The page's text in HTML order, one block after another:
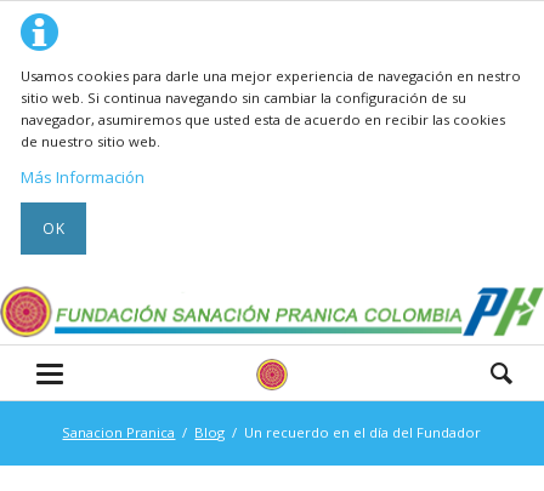
Usamos cookies para darle una mejor experiencia de navegación en nestro
sitio web. Si continua navegando sin cambiar la configuración de su
navegador, asumiremos que usted esta de acuerdo en recibir las cookies
de nuestro sitio web.
Más Información
OK
Sanacion Pranica Blog Un recuerdo en el día del Fundador